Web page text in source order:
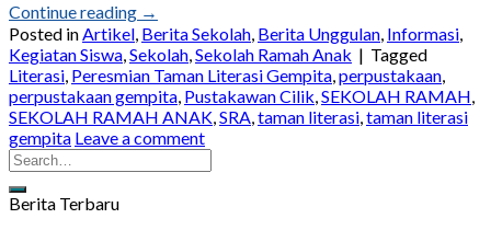
Continue reading →
Posted inArtikel, Berita Sekolah, Berita Unggulan, Informasi,
Kegiatan Siswa,Sekolah,Sekolah Ramah Anak | Tagged
Literasi, Peresmian Taman Literasi Gempita,perpustakaan,
perpustakaan gempita, Pustakawan Cilik,SEKOLAH RAMAH,
SEKOLAH RAMAH ANAK,SRA,taman literasi,taman literasi
gempita Leave a comment
Berita Terbaru